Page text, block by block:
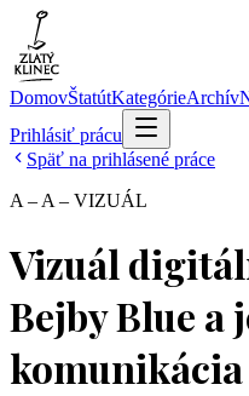
DomovŠtatútKategórieArchív
Prihlásiť prácu
Späť na prihlásené práce
A – A – VIZUÁL
Vizuál
Bejby Blue a
komunikácia